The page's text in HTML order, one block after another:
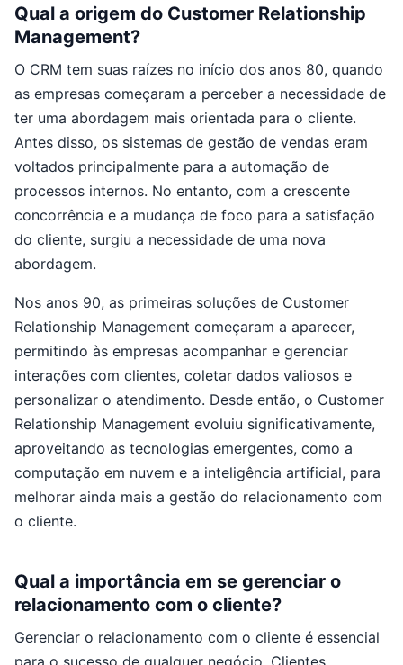
Qual a origem do Customer Relationship
Management?
O CRM tem suas raízes no início dos anos 80, quando
as empresas começaram a perceber a necessidade de
ter uma abordagem mais orientada para o cliente.
Antes disso, os sistemas de gestão de vendas eram
voltados principalmente para a automação de
processos internos. No entanto, com a crescente
concorrência e a mudança de foco para a satisfação
do cliente, surgiu a necessidade de uma nova
abordagem.
Nos anos 90, as primeiras soluções de Customer
Relationship Management começaram a aparecer,
permitindo às empresas acompanhar e gerenciar
interações com clientes, coletar dados valiosos e
personalizar o atendimento. Desde então, o Customer
Relationship Management evoluiu significativamente,
aproveitando as tecnologias emergentes, como a
computação em nuvem e a inteligência artificial, para
melhorar ainda mais a gestão do relacionamento com
o cliente.
Qual a importância em se gerenciar o
relacionamento com o cliente?
Gerenciar o relacionamento com o cliente é essencial
para o sucesso de qualquer negócio. Clientes